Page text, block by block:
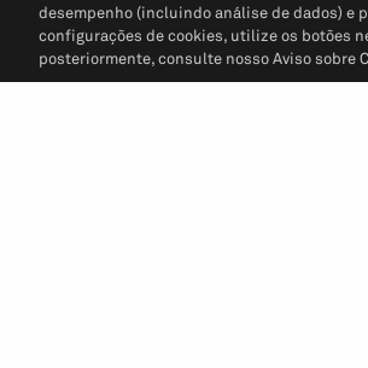
desempenho (incluindo análise de dados) e
configurações de cookies, utilize os botões
posteriormente, consulte nosso Aviso sobre